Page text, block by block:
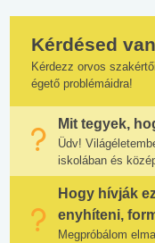
Kérdésed
Kérdezz orvos
égető problémáidra!
Mit tegyek,
Üdv!
iskolában és
Hogy hívják
enyhíteni,
Megpróbálom